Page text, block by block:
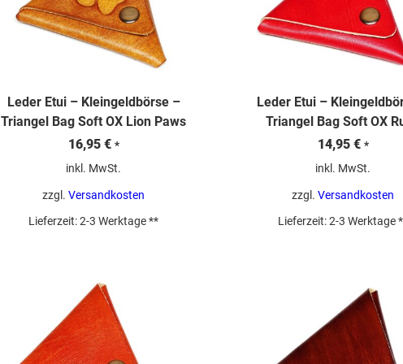
Leder Etui – Kleingeldbörse –
Triangel Bag Soft OX Lion Paws
16,95 € *
inkl. MwSt.
zzgl.Versandkosten
Lieferzeit:2-3 Werktage **
Leder Etui –
Triangel Bag Soft OX
14,95 € *
inkl. MwSt.
zzgl.Versandkosten
Lieferzeit:2-3 Werktage